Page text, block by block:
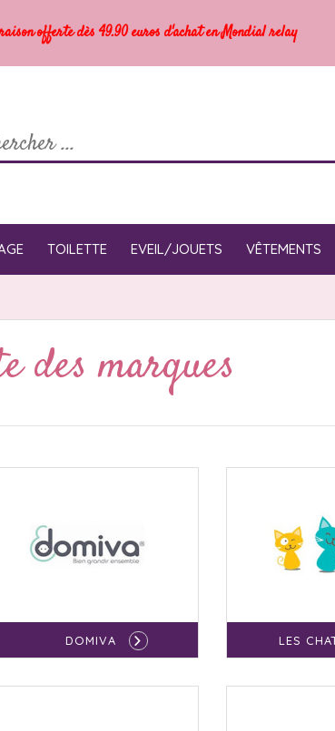
offerte dès 49.90 euros d'achat en Mondial relay
TOILETTE EVEIL/JOUETS VÊTEMENTS
des marques
DOMIVA LES